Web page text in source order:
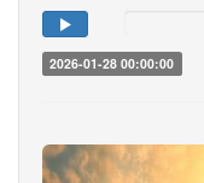
2026-01-28 00:00:00